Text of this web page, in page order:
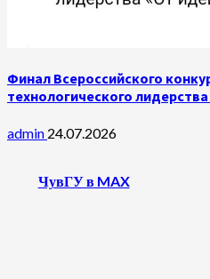
Финал Всероссийского
технологического
admin 24.07.2026
ЧувГУ в MAX